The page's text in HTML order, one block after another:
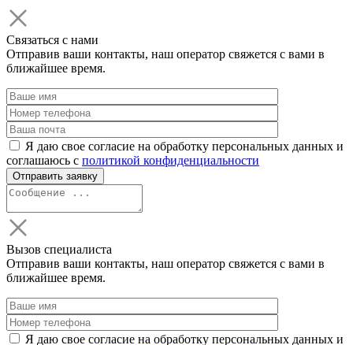
Связаться с нами
Отправив ваши контакты, наш оператор свяжется с вами в
ближайшее время.
Я даю свое согласие на обработку персональных данных и
соглашаюсь с политикой конфиденциальности
Вызов специалиста
Отправив ваши контакты, наш оператор свяжется с вами в
ближайшее время.
Я даю свое согласие на обработку персональных данных и